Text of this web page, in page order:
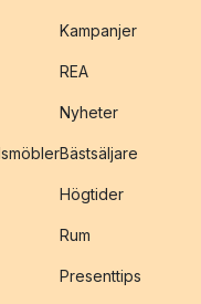
Kampanjer
REA
Nyheter
Bästsäljare
Högtider
Rum
Presenttips